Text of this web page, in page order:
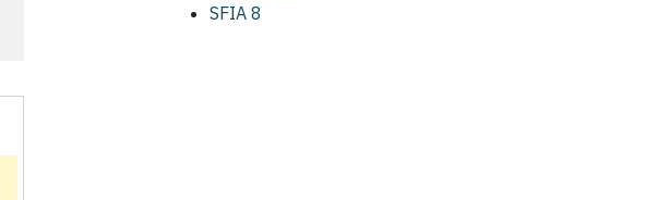
SFIA 8